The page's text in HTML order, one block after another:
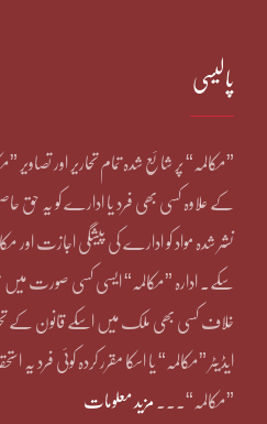
پالیسی
”مکالمہ“ پر شائع شدہ تمام تحاریر اور
کے علاوہ کسی بھی فرد یا ادارے کو یہ حق
نشر شدہ مواد کو ادارے کی پیشگی اجازت اور
سکے۔ ادارہ ”مکالمہ“ ایسی کسی صورت میں
خلاف کسی بھی ملک میں اسکے قانون کے
ایڈیٹر ”مکالمہ“ یا اسکا مقرر کردہ کوئی فرد یہ
”مکالمہ“۔۔۔ مزید معلومات